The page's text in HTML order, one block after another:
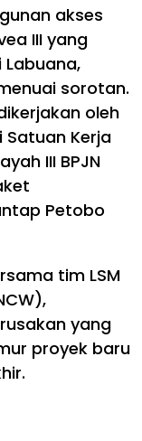
akses
III yang
sorotan.
oleh
Satuan Kerja
III BPJN
Petobo
tim LSM
yang
proyek baru